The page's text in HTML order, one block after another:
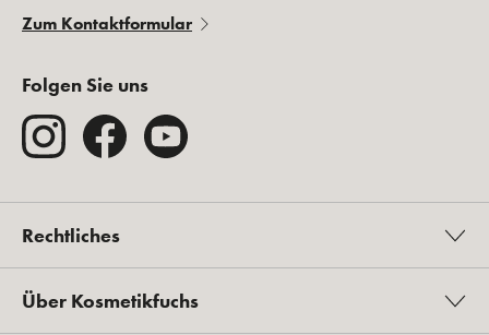
Zum Kontaktformular
Folgen Sie uns
Rechtliches
Über Kosmetikfuchs